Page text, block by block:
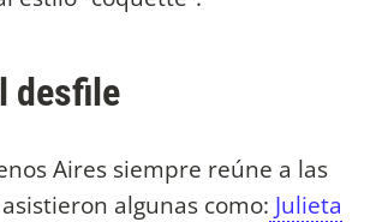
desfile
Aires siempre reúne a las
algunas como: Julieta